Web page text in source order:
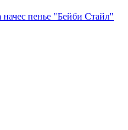
пенье "Бейби Стайл"